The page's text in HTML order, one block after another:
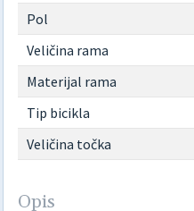
Pol
Veličina rama
Materijal rama
Tip bicikla
Veličina točka
Opis